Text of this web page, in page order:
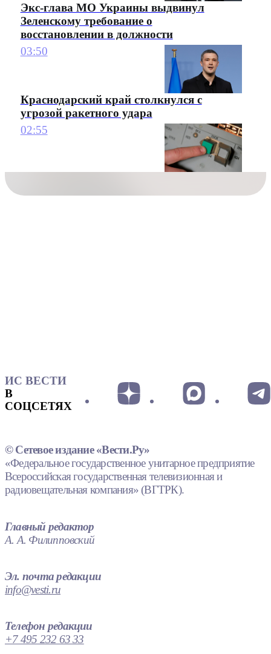
Экс-глава МО Украины выдвинул
Зеленскому требование о
восстановлении в должности
03:50
Краснодарский край столкнулся с
угрозой ракетного удара
02:55
ИС ВЕСТИ
В
СОЦСЕТЯХ
© Сетевое издание «Вести.Ру»
«Федеральное государственное унитарное предприятие
Всероссийская государственная телевизионная и
радиовещательная компания» (ВГТРК).
Главный редактор
А. А. Филипповский
Эл. почта редакции
info@vesti.ru
Телефон редакции
+7 495 232 63 33